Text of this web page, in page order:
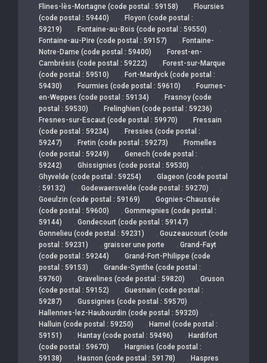
Flines-lès-Mortagne (code postal : 59158) , Floursies
(code postal : 59440)
, Floyon (code postal :
59219)
, Fontaine-au-Bois (code postal : 59550) ,
Fontaine-au-Pire (code postal : 59157) , Fontaine-
Notre-Dame (code postal : 59400)
, Forest-en-
Cambrésis (code postal : 59222)
, Forest-sur-Marque
(code postal : 59510)
, Fort-Mardyck (code postal :
59430)
, Fourmies (code postal : 59610) , Fournes-
en-Weppes (code postal : 59134)
, Frasnoy (code
postal : 59530)
, Frelinghien (code postal : 59236) ,
Fresnes-sur-Escaut (code postal : 59970) , Fressain
(code postal : 59234)
, Fressies (code postal :
59247)
, Fretin (code postal : 59273) , Fromelles
(code postal : 59249)
, Genech (code postal :
59242)
, Ghissignies (code postal : 59530) ,
Ghyvelde (code postal : 59254) , Glageon (code postal
: 59132)
, Godewaersvelde (code postal : 59270) ,
Goeulzin (code postal : 59169) , Gognies-Chaussée
(code postal : 59600)
, Gommegnies (code postal :
59144)
, Gondecourt (code postal : 59147) ,
Gonnelieu (code postal : 59231) , Gouzeaucourt (code
postal : 59231)
, graisser une porte , Grand-Fayt
(code postal : 59244)
, Grand-Fort-Philippe (code
postal : 59153)
, Grande-Synthe (code postal :
59760)
, Gravelines (code postal : 59820) , Gruson
(code postal : 59152)
, Guesnain (code postal :
59287)
, Gussignies (code postal : 59570) ,
Hallennes-lez-Haubourdin (code postal : 59320) ,
Halluin (code postal : 59250) , Hamel (code postal :
59151)
, Hantay (code postal : 59496) , Hardifort
(code postal : 59670)
, Hargnies (code postal :
59138)
, Hasnon (code postal : 59178) , Haspres